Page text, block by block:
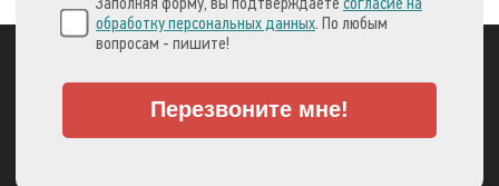
обработку персональных данных. По любым
вопросам - пишите!
Перезвоните мне!